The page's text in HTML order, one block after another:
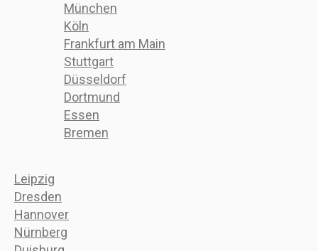
München
Köln
Frankfurt am Main
Stuttgart
Düsseldorf
Dortmund
Essen
Bremen
Leipzig
Dresden
Hannover
Nürnberg